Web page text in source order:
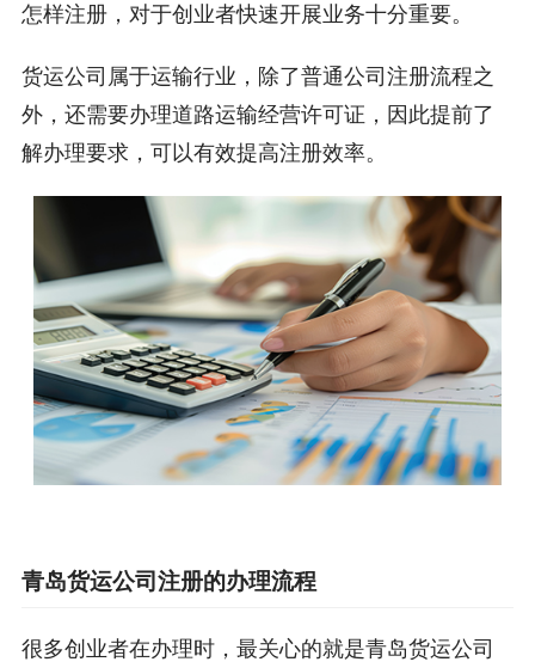
怎样注册，对于创业者快速开展业务十分重要。
货运公司属于运输行业，除了普通公司注册流程之
外，还需要办理道路运输经营许可证，因此提前了
解办理要求，可以有效提高注册效率。
青岛货运公司注册的办理流程
很多创业者在办理时，最关心的就是青岛货运公司